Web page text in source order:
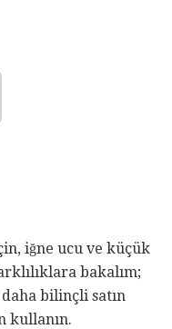
iğne ucu ve küçük
bakalım;
bilinçli satın
kullanın.